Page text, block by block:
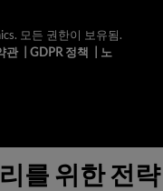
모든 권한이 보유됨.
관| GDPR 정책
노
를 위한 전략